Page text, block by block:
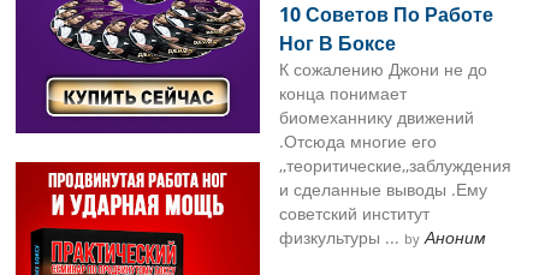
10 Советов По Работе
Ног В Боксе
К сожалению Джони не до
конца понимает
биомеханнику движений
.Отсюда многие его
,,теоритические,,заблуждения
и сделанные выводы .Ему
советский институт
физкультуры ... by Аноним